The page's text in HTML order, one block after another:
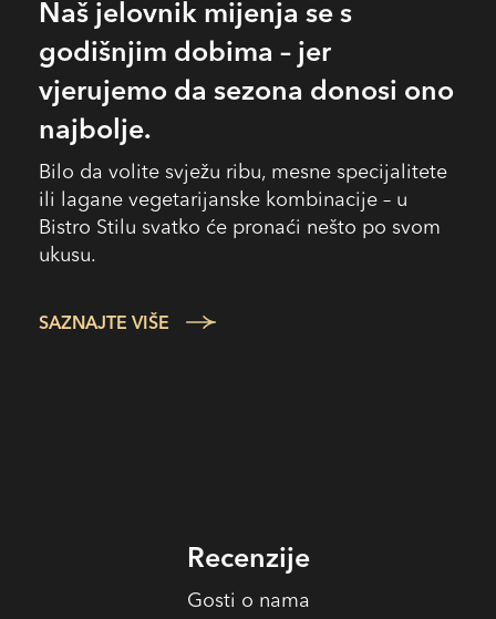
Naš jelovnik mijenja se s
godišnjim dobima – jer
vjerujemo da sezona donosi ono
najbolje.
Bilo da volite svježu ribu, mesne specijalitete
ili lagane vegetarijanske kombinacije – u
Bistro Stilu svatko će pronaći nešto po svom
ukusu.
SAZNAJTE VIŠE
Recenzije
Gosti o nama